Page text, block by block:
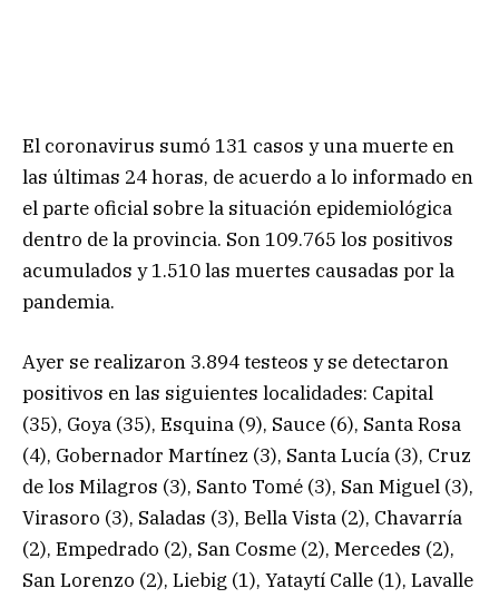
El coronavirus sumó 131 casos y una muerte en
las últimas 24 horas, de acuerdo a lo informado en
el parte oficial sobre la situación epidemiológica
dentro de la provincia. Son 109.765 los positivos
acumulados y 1.510 las muertes causadas por la
pandemia.
Ayer se realizaron 3.894 testeos y se detectaron
positivos en las siguientes localidades: Capital
(35), Goya (35), Esquina (9), Sauce (6), Santa Rosa
(4), Gobernador Martínez (3), Santa Lucía (3), Cruz
de los Milagros (3), Santo Tomé (3), San Miguel (3),
Virasoro (3), Saladas (3), Bella Vista (2), Chavarría
(2), Empedrado (2), San Cosme (2), Mercedes (2),
San Lorenzo (2), Liebig (1), Yataytí Calle (1), Lavalle